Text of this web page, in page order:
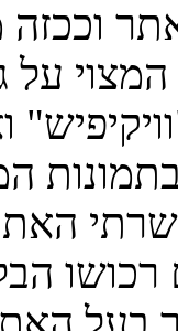
וככזה
על
שרתי